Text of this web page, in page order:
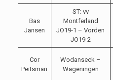
Bas
Jansen
ST: vv
Montferland
JO19-1 – Vorden
JO19-2
Cor
Peitsman
Wodanseck –
Wageningen